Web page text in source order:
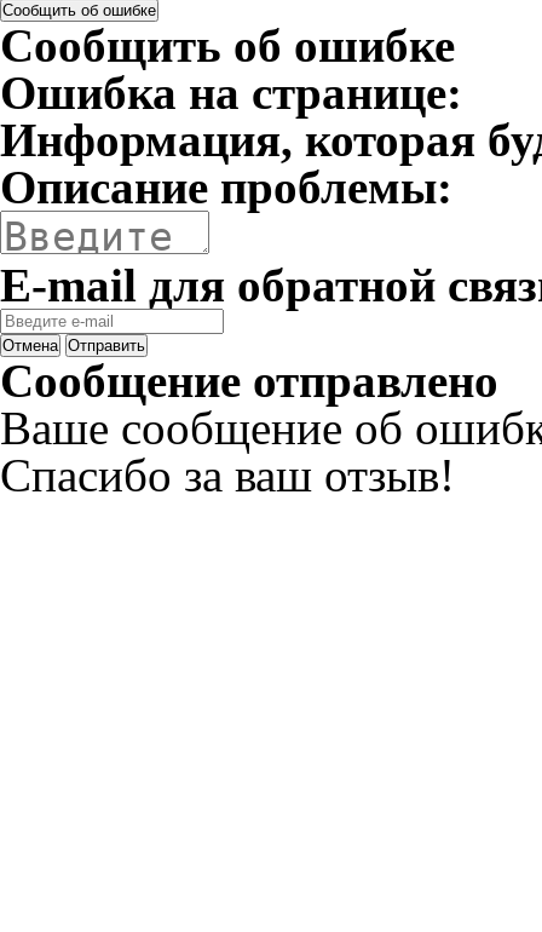
Сообщить об ошибке
Сообщить об ошибке
Ошибка на странице:
Информация, которая
Описание проблемы:
E-mail для обратной
Отмена Отправить
Сообщение отправлено
Ваше сообщение об
Спасибо за ваш отзыв!